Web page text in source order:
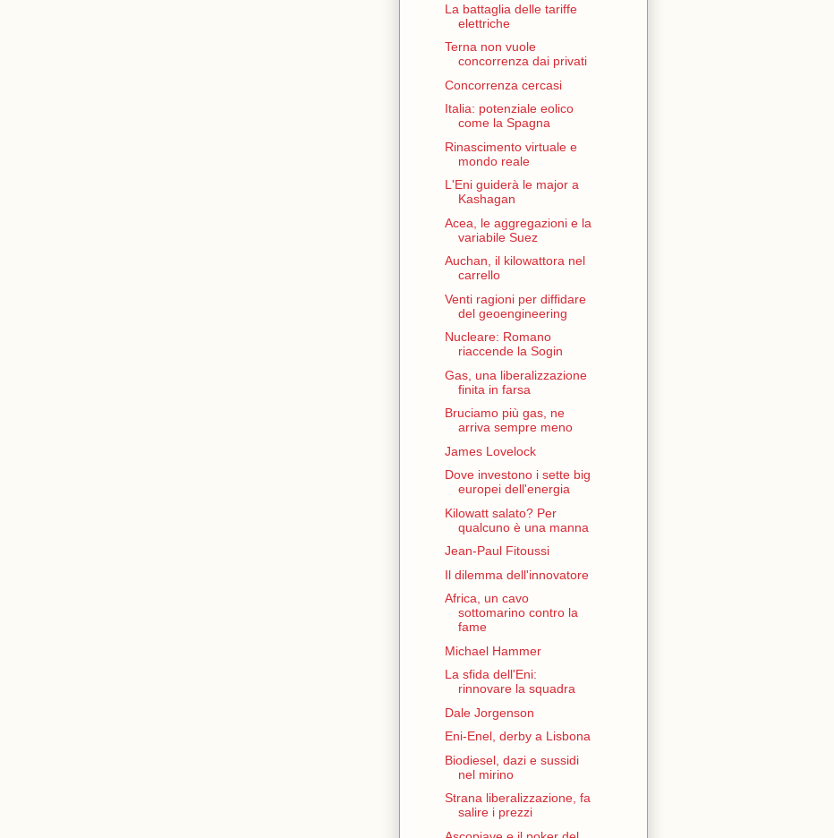
La battaglia delle tariffe
elettriche
Terna non vuole
concorrenza dai privati
Concorrenza cercasi
Italia: potenziale eolico
come la Spagna
Rinascimento virtuale e
mondo reale
L'Eni guiderà le major a
Kashagan
Acea, le aggregazioni e la
variabile Suez
Auchan, il kilowattora nel
carrello
Venti ragioni per diffidare
del geoengineering
Nucleare: Romano
riaccende la Sogin
Gas, una liberalizzazione
finita in farsa
Bruciamo più gas, ne
arriva sempre meno
James Lovelock
Dove investono i sette big
europei dell'energia
Kilowatt salato? Per
qualcuno è una manna
Jean-Paul Fitoussi
Il dilemma dell'innovatore
Africa, un cavo
sottomarino contro la
fame
Michael Hammer
La sfida dell'Eni:
rinnovare la squadra
Dale Jorgenson
Eni-Enel, derby a Lisbona
Biodiesel, dazi e sussidi
nel mirino
Strana liberalizzazione, fa
salire i prezzi